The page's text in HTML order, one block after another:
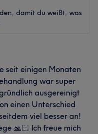
damit du weißt, was
seit einigen Monaten
war super
ausgereinigt
einen Unterschied
viel besser an!
🙏🏻 Ich freue mich